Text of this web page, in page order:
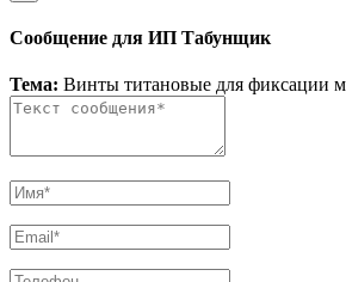
Сообщение для ИП Табунщик
Тема: Винты титановые для фиксации